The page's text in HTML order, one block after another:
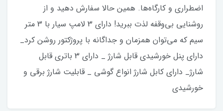
اضطراری و کارگاه‌ها. همین حالا سفارش دهید و از
روشنایی بی‌وقفه لذت ببرید! دارای 3 لامپ سیار با 3 متر
سیم که می‌توان همزمان و جداگانه با پروژکتور روشن کرد_
دارای پنل خورشیدی قابل شارژ _ دارای 3 باتری قابل
شارژ_ دارای کابل شارژ انواع گوشی _ قابلیت شارژ برقی و
خورشیدی